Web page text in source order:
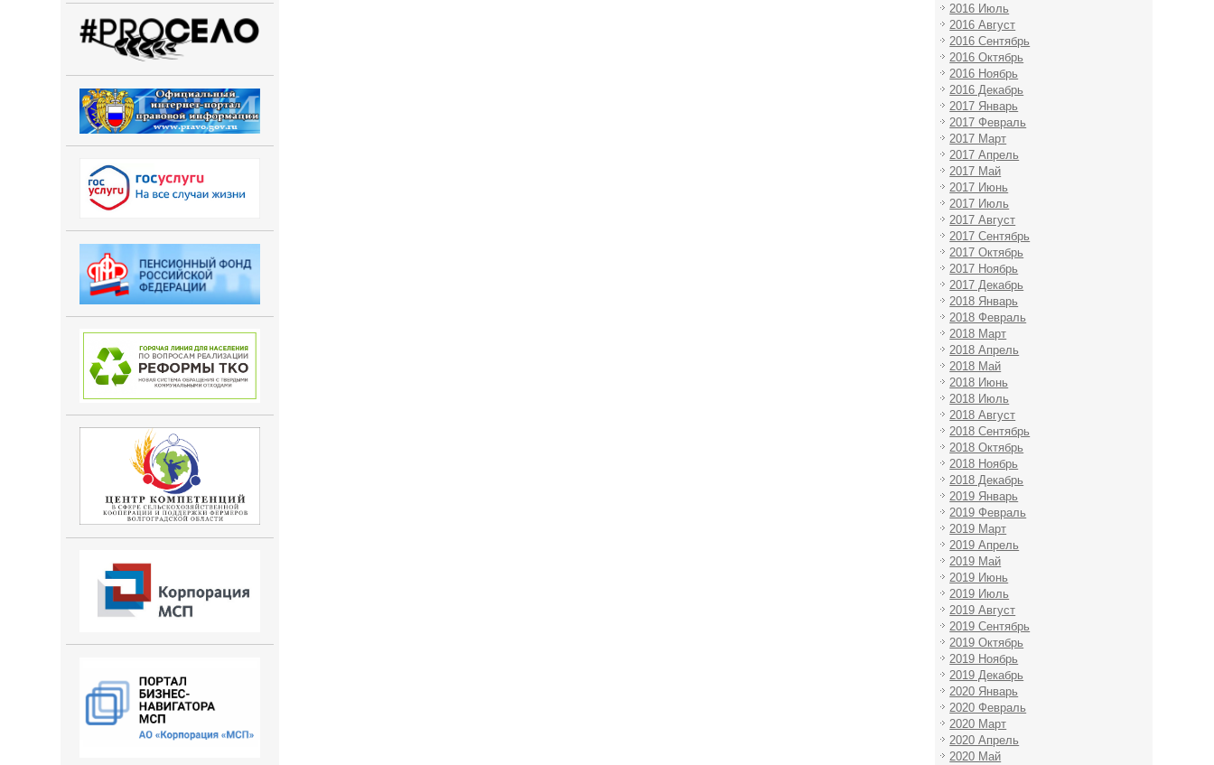
2016 Июль
2016 Август
2016 Сентябрь
2016 Октябрь
2016 Ноябрь
2016 Декабрь
2017 Январь
2017 Февраль
2017 Март
2017 Апрель
2017 Май
2017 Июнь
2017 Июль
2017 Август
2017 Сентябрь
2017 Октябрь
2017 Ноябрь
2017 Декабрь
2018 Январь
2018 Февраль
2018 Март
2018 Апрель
2018 Май
2018 Июнь
2018 Июль
2018 Август
2018 Сентябрь
2018 Октябрь
2018 Ноябрь
2018 Декабрь
2019 Январь
2019 Февраль
2019 Март
2019 Апрель
2019 Май
2019 Июнь
2019 Июль
2019 Август
2019 Сентябрь
2019 Октябрь
2019 Ноябрь
2019 Декабрь
2020 Январь
2020 Февраль
2020 Март
2020 Апрель
2020 Май